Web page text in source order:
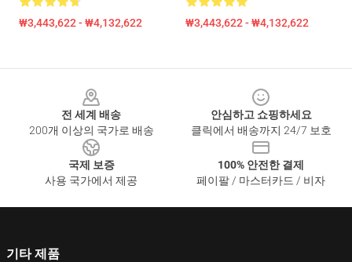
₩3,443,622 - ₩4,132,622 ₩3,443,622 - ₩4,132,622
전 세계 배송
200개 이상의 국가로 배송
안심하고 쇼핑하세요
클릭에서 배송까지 24/7 보호
국제 보증
사용 국가에서 제공
100% 안전한 결제
페이팔 / 마스터카드 / 비자
기타 제품